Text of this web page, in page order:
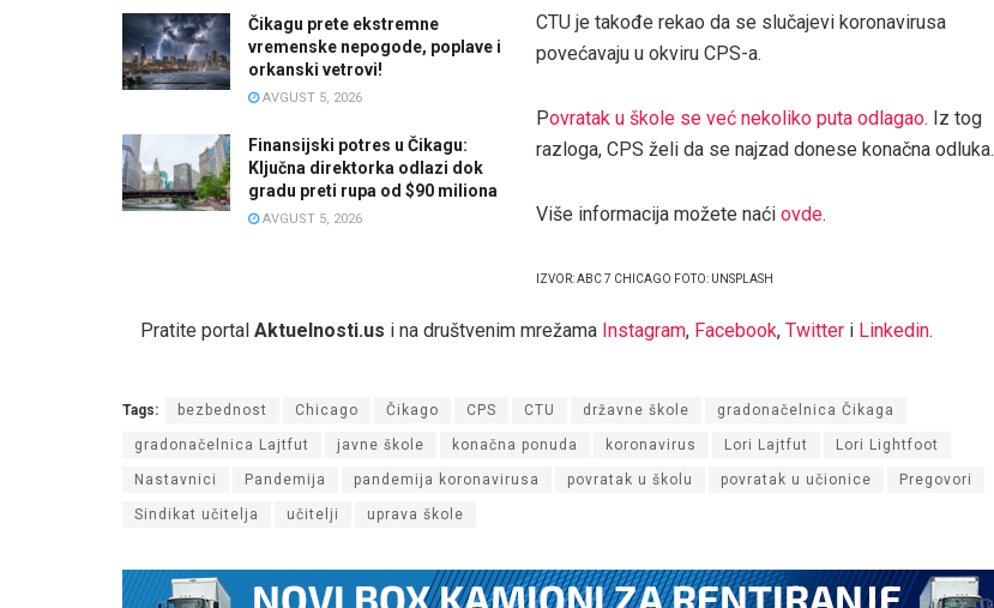
Čikagu prete ekstremne
vremenske nepogode, poplave i
orkanski vetrovi!
AVGUST 5, 2026
Finansijski potres u Čikagu:
Ključna direktorka odlazi dok
gradu preti rupa od $90 miliona
AVGUST 5, 2026
CTU je takođe rekao da se slučajevi koronavirusa
povećavaju u okviru CPS-a.
Povratak u škole se već nekoliko puta odlagao. Iz tog
razloga, CPS želi da se najzad donese konačna odluka.
Više informacija možete naći ovde.
IZVOR: ABC 7 CHICAGO FOTO: UNSPLASH
Pratite portal Aktuelnosti.us i na društvenim mrežama Instagram, Facebook, Twitter i Linkedin.
Tags: bezbednost Chicago Čikago CPS CTU državne škole gradonačelnica Čikaga
gradonačelnica Lajtfut javne škole konačna ponuda koronavirus Lori Lajtfut Lori Lightfoot
Nastavnici Pandemija pandemija koronavirusa povratak u školu povratak u učionice Pregovori
Sindikat učitelja učitelji uprava škole